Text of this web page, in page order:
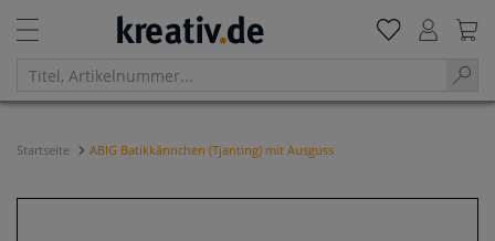
Startseite ABIG Batikkännchen (Tjanting) mit Ausguss